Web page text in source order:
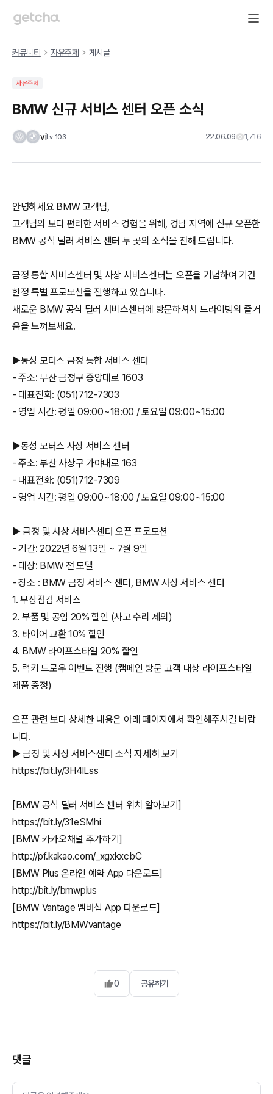
커뮤니티 자유주제 게시글
자유주제
BMW 신규 서비스 센터 오픈 소식
viLv 103 22.06.09 1,716
안녕하세요 BMW 고객님,
고객님의 보다 편리한 서비스 경험을 위해, 경남 지역에 신규 오픈한
BMW 공식 딜러 서비스 센터 두 곳의 소식을 전해 드립니다.
금정 통합 서비스센터 및 사상 서비스센터는 오픈을 기념하여 기간
한정 특별 프로모션을 진행하고 있습니다.
새로운 BMW 공식 딜러 서비스센터에 방문하셔서 드라이빙의 즐거
움을 느껴보세요.
▶동성 모터스 금정 통합 서비스 센터
- 주소: 부산 금정구 중앙대로 1603
- 대표전화: (051)712-7303
- 영업 시간: 평일 09:00~18:00 / 토요일 09:00~15:00
▶동성 모터스 사상 서비스 센터
- 주소: 부산 사상구 가야대로 163
- 대표전화: (051)712-7309
- 영업 시간: 평일 09:00~18:00 / 토요일 09:00~15:00
▶ 금정 및 사상 서비스센터 오픈 프로모션
- 기간: 2022년 6월 13일 ~ 7월 9일
- 대상: BMW 전 모델
- 장소 : BMW 금정 서비스 센터, BMW 사상 서비스 센터
1. 무상점검 서비스
2. 부품 및 공임 20% 할인 (사고 수리 제외)
3. 타이어 교환 10% 할인
4. BMW 라이프스타일 20% 할인
5. 럭키 드로우 이벤트 진행 (캠페인 방문 고객 대상 라이프스타일
제품 증정)
오픈 관련 보다 상세한 내용은 아래 페이지에서 확인해주시길 바랍
니다.
▶ 금정 및 사상 서비스센터 소식 자세히 보기
https://bit.ly/3H4lLss
[BMW 공식 딜러 서비스 센터 위치 알아보기]
https://bit.ly/31eSMhi
[BMW 카카오채널 추가하기]
http://pf.kakao.com/_xgxkxcbC
[BMW Plus 온라인 예약 App 다운로드]
http://bit.ly/bmwplus
[BMW Vantage 멤버십 App 다운로드]
0 공유하기
댓글